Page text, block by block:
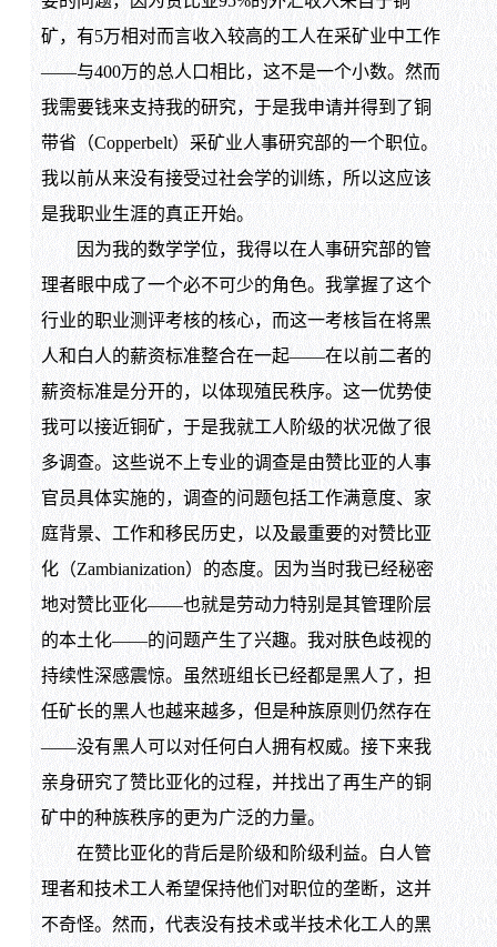
矿，有5万相对而言收入较高的工人在采矿业中工作
——与400万的总人口相比，这不是一个小数。然而
我需要钱来支持我的研究，于是我申请并得到了铜
带省（Copperbelt）采矿业人事研究部的一个职位。
我以前从来没有接受过社会学的训练，所以这应该
是我职业生涯的真正开始。
因为我的数学学位，我得以在人事研究部的管
理者眼中成了一个必不可少的角色。我掌握了这个
行业的职业测评考核的核心，而这一考核旨在将黑
人和白人的薪资标准整合在一起——在以前二者的
薪资标准是分开的，以体现殖民秩序。这一优势使
我可以接近铜矿，于是我就工人阶级的状况做了很
多调查。这些说不上专业的调查是由赞比亚的人事
官员具体实施的，调查的问题包括工作满意度、家
庭背景、工作和移民历史，以及最重要的对赞比亚
化（Zambianization）的态度。因为当时我已经秘密
地对赞比亚化——也就是劳动力特别是其管理阶层
的本土化——的问题产生了兴趣。我对肤色歧视的
持续性深感震惊。虽然班组长已经都是黑人了，担
任矿长的黑人也越来越多，但是种族原则仍然存在
——没有黑人可以对任何白人拥有权威。接下来我
亲身研究了赞比亚化的过程，并找出了再生产的铜
矿中的种族秩序的更为广泛的力量。
在赞比亚化的背后是阶级和阶级利益。白人管
理者和技术工人希望保持他们对职位的垄断，这并
不奇怪。然而，代表没有技术或半技术化工人的黑